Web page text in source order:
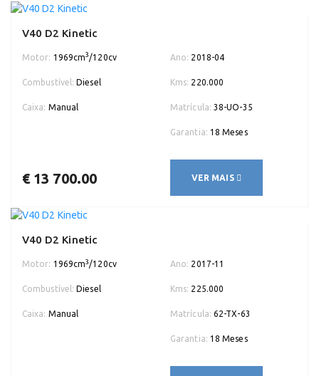
V40 D2 Kinetic
Motor: 1969cm3 /120cv Ano: 2018-04
Combustível: Diesel Kms: 220.000
Caixa: Manual Matrícula: 38-UO-35
Garantia: 18 Meses
€ 13 700.00 VER MAIS
V40 D2 Kinetic
Motor: 1969cm3/120cv Ano: 2017-11
Combustível: Diesel Kms: 225.000
Caixa: Manual Matrícula: 62-TX-63
Garantia: 18 Meses